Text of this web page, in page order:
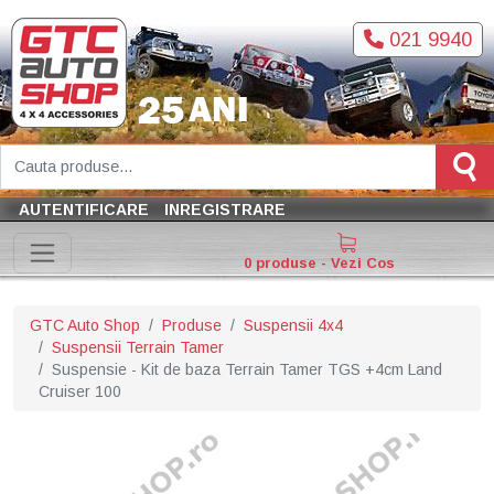
021 9940
AUTENTIFICARE INREGISTRARE
0 produse - Vezi Cos
GTC Auto Shop Produse
Suspensii 4x4
Suspensii Terrain Tamer
Suspensie - Kit de baza Terrain Tamer TGS +4cm Land
Cruiser 100